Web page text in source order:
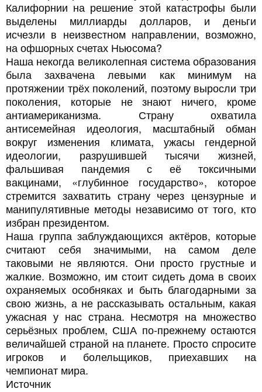
Калифорнии на решение этой катастрофы были
выделены миллиарды долларов, и деньги
исчезли в неизвестном направлении, возможно,
на офшорных счетах Ньюсома?
Наша некогда великолепная система образования
была захвачена левыми как минимум на
протяжении трёх поколений, поэтому выросли три
поколения, которые не знают ничего, кроме
антиамериканизма. Страну охватила
антисемейная идеология, масштабный обман
вокруг изменения климата, ужасы гендерной
идеологии, разрушившей тысячи жизней,
фальшивая пандемия с её токсичными
вакцинами, «глубинное государство», которое
стремится захватить страну через цензурные и
манипулятивные методы независимо от того, кто
избран президентом.
Наша группа заблуждающихся актёров, которые
считают себя значимыми, на самом деле
таковыми не являются. Они просто грустные и
жалкие. Возможно, им стоит сидеть дома в своих
охраняемых особняках и быть благодарными за
свою жизнь, а не рассказывать остальным, какая
ужасная у нас страна. Несмотря на множество
серьёзных проблем, США по-прежнему остаются
величайшей страной на планете. Просто спросите
игроков и болельщиков, приехавших на
чемпионат мира.
Источник